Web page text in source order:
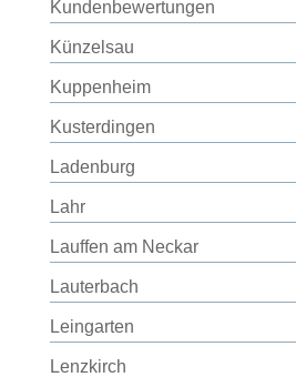
Kundenbewertungen
Künzelsau
Kuppenheim
Kusterdingen
Ladenburg
Lahr
Lauffen am Neckar
Lauterbach
Leingarten
Lenzkirch